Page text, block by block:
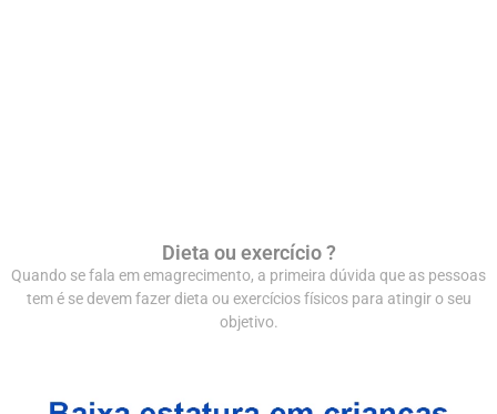
Dieta ou exercício ?
Quando se fala em emagrecimento, a primeira dúvida que as pessoas
tem é se devem fazer dieta ou exercícios físicos para atingir o seu
objetivo.